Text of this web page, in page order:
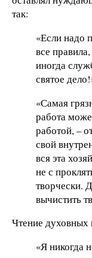
так:
«Если надо
все
иногда
святое
«Самая
работа
работой, –
свой
вся эта
не с
творчески.
вычистить
Чтение духовных
«Я никогда